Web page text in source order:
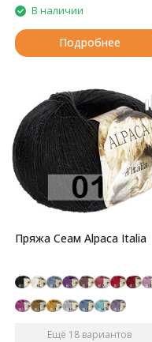
В наличии
Подробнее
Пряжа Сеам Alpaca Italia
Ещё 18 вариантов